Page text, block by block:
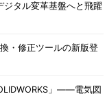
ジタル変革基盤へと飛躍
・修正ツールの新版登
」――電気図